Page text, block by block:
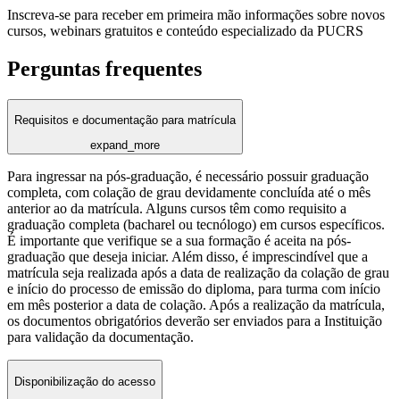
Inscreva-se para receber em primeira mão informações sobre novos
cursos, webinars gratuitos e conteúdo especializado da PUCRS
Perguntas frequentes
Requisitos e documentação para matrícula
expand_more
Para ingressar na pós-graduação, é necessário possuir graduação
completa, com colação de grau devidamente concluída até o mês
anterior ao da matrícula. Alguns cursos têm como requisito a
graduação completa (bacharel ou tecnólogo) em cursos específicos.
É importante que verifique se a sua formação é aceita na pós-
graduação que deseja iniciar. Além disso, é imprescindível que a
matrícula seja realizada após a data de realização da colação de grau
e início do processo de emissão do diploma, para turma com início
em mês posterior a data de colação. Após a realização da matrícula,
os documentos obrigatórios deverão ser enviados para a Instituição
para validação da documentação.
Disponibilização do acesso